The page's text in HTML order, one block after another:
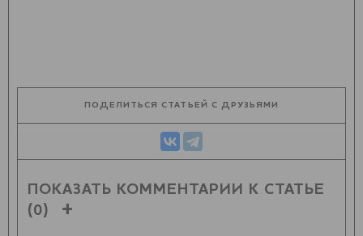
ПОДЕЛИТЬСЯ СТАТЬЕЙ С ДРУЗЬЯМИ
ПОКАЗАТЬ КОММЕНТАРИИ К СТАТЬЕ
(0)